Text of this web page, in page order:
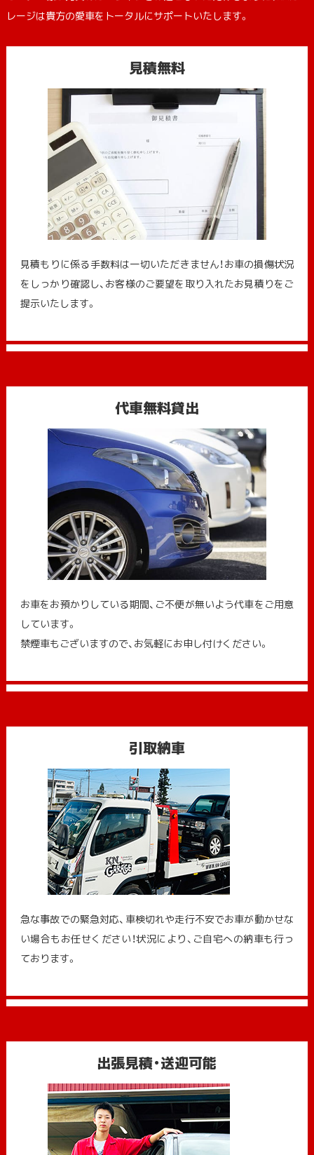
レージは貴方の愛車をトータルにサポートいたします。
見積無料
見積もりに係る手数料は一切いただきません！お車の損傷状況
をしっかり確認し、お客様のご要望を取り入れたお見積りをご
提示いたします。
代車無料貸出
お車をお預かりしている期間、ご不便が無いよう代車をご用意
しています。
禁煙車もございますので、お気軽にお申し付けください。
引取納車
急な事故での緊急対応、車検切れや走行不安でお車が動かせな
い場合もお任せください！状況により、ご自宅への納⾞も⾏っ
ております。
出張見積・送迎可能